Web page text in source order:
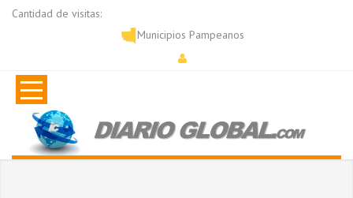
Cantidad de visitas:
Municipios Pampeanos